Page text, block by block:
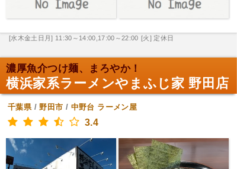
[水木金土日月] 11:30～14:00,17:00～22:00 [火] 定休日
濃厚魚介つけ麺、まろやか！
横浜家系ラーメンやまふじ家 野田店
千葉県/野田市 / 中野台 ラーメン屋
3.4